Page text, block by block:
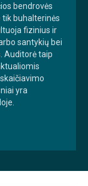
bendrovės
tik buhalterinės
fizinius ir
santykių bei
Auditorė taip
yra